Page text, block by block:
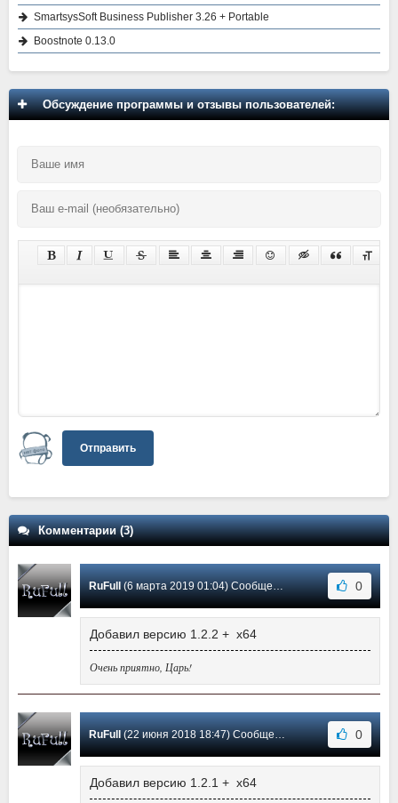
SmartsysSoft Business Publisher 3.26 + Portable
Boostnote 0.13.0
Обсуждение программы и отзывы пользователей:
Отправить
Комментарии (3)
RuFull(6 марта 2019 01:04) Сообщение #3 0
Добавил версию 1.2.2 + x64
Очень приятно, Царь!
RuFull(22 июня 2018 18:47) Сообщение #2 0
Добавил версию 1.2.1 + x64